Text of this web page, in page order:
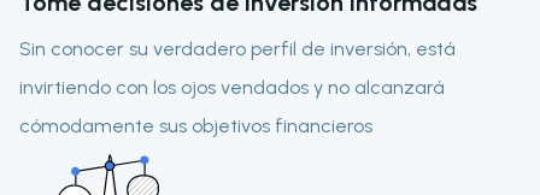
Sin conocer su verdadero perfil de inversión, está
invirtiendo con los ojos vendados y no alcanzará
cómodamente sus objetivos financieros